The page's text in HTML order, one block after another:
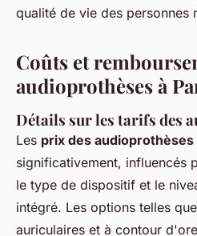
qualité de vie des personnes
Coûts et
audioprothèses à
Détails sur les tarifs des
Les prix des audioprothèses
significativement, influencés
le type de dispositif et le
intégré. Les options telles
auriculaires et à contour